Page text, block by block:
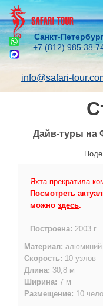
Санкт-
+7 (812) 985 38
info@safari-
Дайв-туры на
Яхта прекратила
Посмотреть
можно здесь.
Построена: 2003 г.
Материал: алюминий
Скорость: 10 узлов
Длина: 30,8 м
Ширина: 7 м
Размещение: 10